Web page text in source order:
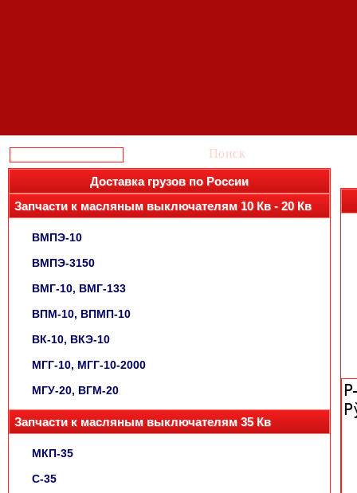
Поиск
Доставка грузов по России
Запчасти к масляным выключателям 10 Кв - 20 Кв
ВМПЭ-10
ВМПЭ-3150
ВМГ-10, ВМГ-133
ВПМ-10, ВПМП-10
ВК-10, ВКЭ-10
МГГ-10, МГГ-10-2000
МГУ-20, ВГМ-20
Запчасти к масляным выключателям 35 Кв
МКП-35
С-35